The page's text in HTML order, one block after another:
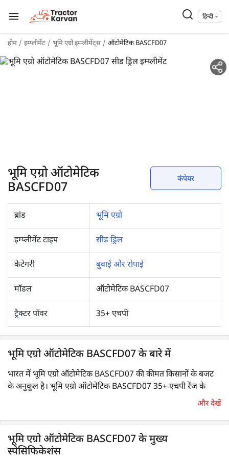
हिन्दी
होम इम्प्लीमेंट भूमि एग्रो इम्प्लीमेंट्स ऑटोमेटिक BASCFD07
भूमि एग्रो ऑटोमेटिक
BASCFD07
कंपेयर
ब्रांड भूमि एग्रो
इम्प्लीमेंट टाइप सीड ड्रिल
कैटेगरी बुवाई और रोपाई
मॉडल ऑटोमेटिक BASCFD07
ट्रैक्टर पॉवर 35+ एचपी
भूमि एग्रो ऑटोमेटिक BASCFD07 के बारे में
भारत में भूमि एग्रो ऑटोमेटिक BASCFD07 की कीमत किसानों के बजट
के अनुकूल है। भूमि एग्रो ऑटोमेटिक BASCFD07 35+ एचपी रेंज के
जाता है। इसका उपयोग नियंत्रित एवं समान तरीके से सीधे मिट्टी में बीज बोने
के लिए किया जाता है। इसकी मदद से बीजों को एक निश्चित गहराई पर
और देखें
भूमि एग्रो ऑटोमेटिक BASCFD07 के मुख्य
स्पेसिफिकेशंस